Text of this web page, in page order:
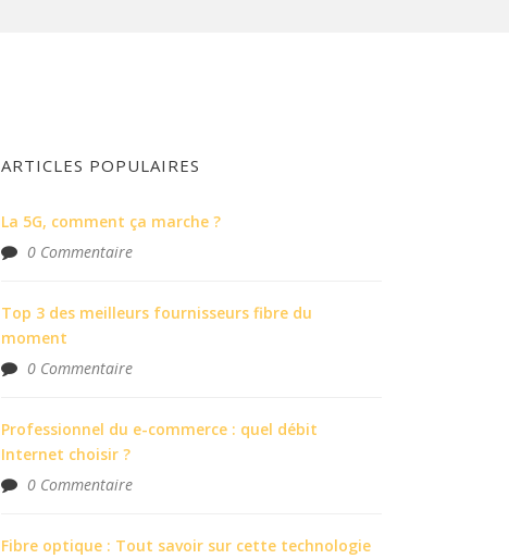
ARTICLES POPULAIRES
La 5G, comment ça marche ?
0 Commentaire
Top 3 des meilleurs fournisseurs fibre du
moment
0 Commentaire
Professionnel du e-commerce : quel débit
Internet choisir ?
0 Commentaire
Fibre optique : Tout savoir sur cette technologie